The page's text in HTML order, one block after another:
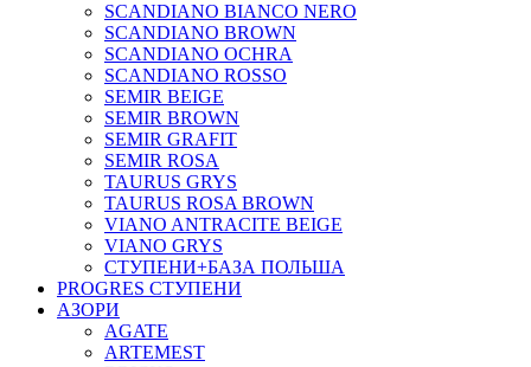
SCANDIANO BIANCO NERO
SCANDIANO BROWN
SCANDIANO OCHRA
SCANDIANO ROSSO
SEMIR BEIGE
SEMIR BROWN
SEMIR GRAFIT
SEMIR ROSA
TAURUS GRYS
TAURUS ROSA BROWN
VIANO ANTRACITE BEIGE
VIANO GRYS
СТУПЕНИ+БАЗА ПОЛЬША
PROGRES СТУПЕНИ
АЗОРИ
AGATE
ARTEMEST